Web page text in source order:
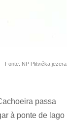
Fonte: NP Plitvička jezera
passa
à ponte de lago